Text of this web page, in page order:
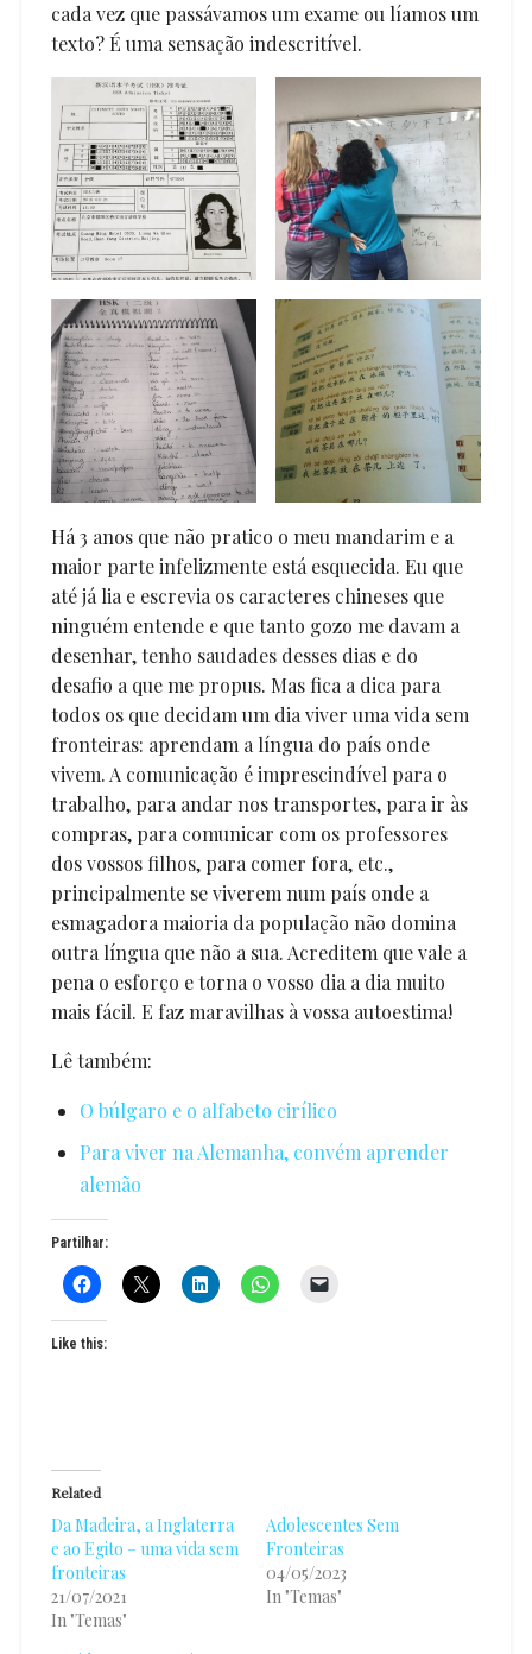
cada vez que passávamos um exame ou líamos um
texto? É uma sensação indescritível.
Há 3 anos que não pratico o meu mandarim e a
maior parte infelizmente está esquecida. Eu que
até já lia e escrevia os caracteres chineses que
ninguém entende e que tanto gozo me davam a
desenhar, tenho saudades desses dias e do
desafio a que me propus. Mas fica a dica para
todos os que decidam um dia viver uma vida sem
fronteiras: aprendam a língua do país onde
vivem. A comunicação é imprescindível para o
trabalho, para andar nos transportes, para ir às
compras, para comunicar com os professores
dos vossos filhos, para comer fora, etc.,
principalmente se viverem num país onde a
esmagadora maioria da população não domina
outra língua que não a sua. Acreditem que vale a
pena o esforço e torna o vosso dia a dia muito
mais fácil. E faz maravilhas à vossa autoestima!
Lê também:
O búlgaro e o alfabeto cirílico
Para viver na Alemanha, convém aprender
alemão
Partilhar:
Like this:
Related
Da Madeira, a Inglaterra
e ao Egito – uma vida sem
fronteiras
21/07/2021
In "Temas"
Adolescentes Sem
Fronteiras
04/05/2023
In "Temas"